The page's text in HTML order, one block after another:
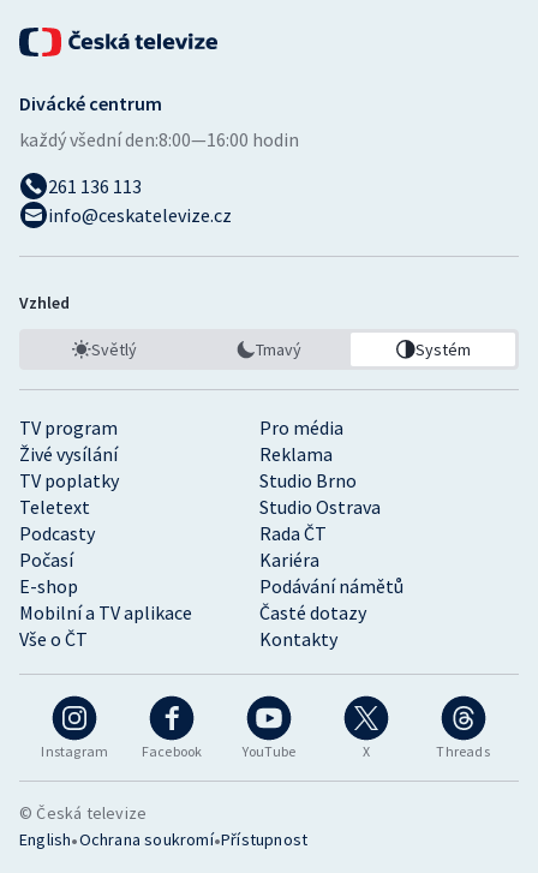
Veslování
Vodní slalom
Ostatní
Instagram Facebook YouTube X Threads
TV program
Pro média
Živé vysílání
Reklama
TV poplatky
Studio Brno
Teletext
Studio Ostrava
Podcasty
Rada ČT
Počasí
Kariéra
E-shop
Podávání námětů
Mobilní a TV aplikace
Časté dotazy
Vše o ČT
Kontakty
Divácké centrum
každý všední den:8:00—16:00 hodin
261 136 113
info@ceskatelevize.cz
Vzhled
Světlý Tmavý Systém
© Česká televize
English•Ochrana soukromí•Přístupnost